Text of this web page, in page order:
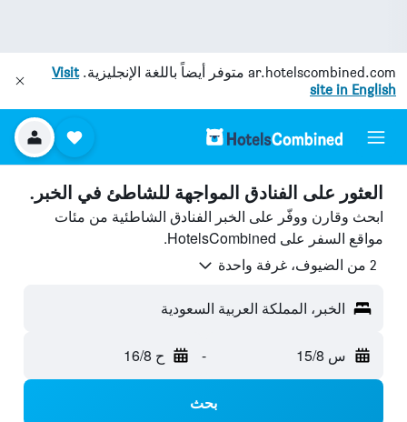
ar.hotelscombined.com متوفر أيضاً باللغة الإنجليزية.Visit
site in English
العثور على الفنادق المواجهة للشاطئ في الخبر.
ابحث وقارن ووفّر على الخبر الفنادق الشاطئية من مئات
مواقع السفر على HotelsCombined.
2 من الضيوف، غرفة واحدة
الخبر، المملكة العربية السعودية
س 15/8 - ح 16/8
بحث